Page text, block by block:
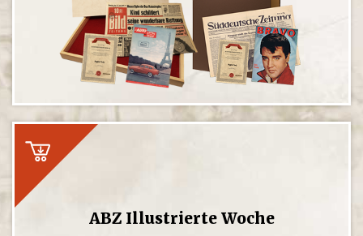
ABZ Illustrierte Woche